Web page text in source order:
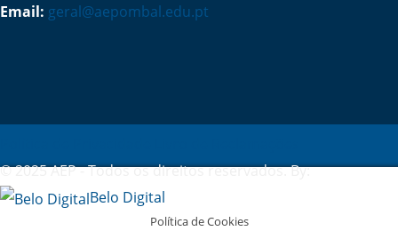
Email: geral@aepombal.edu.pt
© 2025 AEP - Todos os direitos reservados. By:
Belo Digital
Política de Cookies